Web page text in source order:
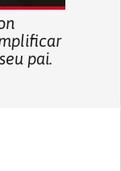
pai.